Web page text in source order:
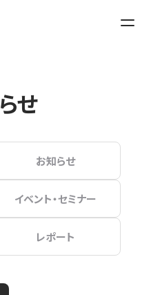
せ
お知らせ
イベント・セミナー
レポート